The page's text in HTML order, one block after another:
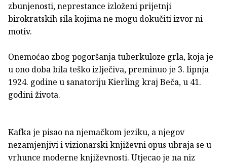
zbunjenosti, neprestance izloženi prijetnji
birokratskih sila kojima ne mogu dokučiti izvor ni
motiv.
Onemoćao zbog pogoršanja tuberkuloze grla, koja je
u ono doba bila teško izlječiva, preminuo je 3. lipnja
1924. godine u sanatoriju Kierling kraj Beča, u 41.
godini života.
Kafka je pisao na njemačkom jeziku, a njegov
nezamjenjivi i vizionarski književni opus ubraja se u
vrhunce moderne književnosti. Utjecao je na niz